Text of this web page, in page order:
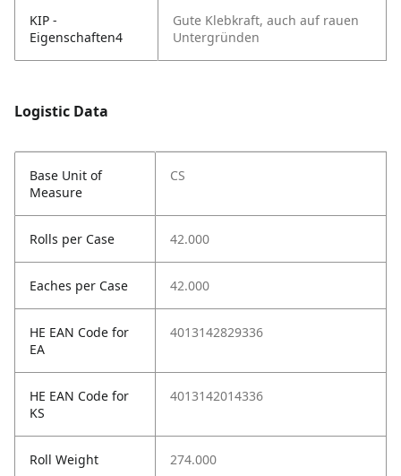
KIP -
Eigenschaften4
Gute Klebkraft, auch auf rauen
Untergründen
Logistic Data
Base Unit of
Measure
CS
Rolls per Case 42.000
Eaches per Case 42.000
HE EAN Code for
EA
4013142829336
HE EAN Code for
KS
4013142014336
Roll Weight 274.000